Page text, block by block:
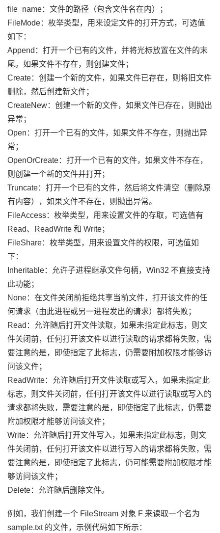
file_name：文件的路径（包含文件名在内）；
FileMode：枚举类型，用来设定文件的打开方式，可选值
如下：
Append：打开一个已有的文件，并将光标放置在文件的末
尾。如果文件不存在，则创建文件；
Create：创建一个新的文件，如果文件已存在，则将旧文件
删除，然后创建新文件；
CreateNew：创建一个新的文件，如果文件已存在，则抛出
异常；
Open：打开一个已有的文件，如果文件不存在，则抛出异
常；
OpenOrCreate：打开一个已有的文件，如果文件不存在，
则创建一个新的文件并打开；
Truncate：打开一个已有的文件，然后将文件清空（删除原
有内容），如果文件不存在，则抛出异常。
FileAccess：枚举类型，用来设置文件的存取，可选值有
Read、ReadWrite 和 Write；
FileShare：枚举类型，用来设置文件的权限，可选值如
下：
Inheritable：允许子进程继承文件句柄，Win32 不直接支持
此功能；
None：在文件关闭前拒绝共享当前文件，打开该文件的任
何请求（由此进程或另一进程发出的请求）都将失败；
Read：允许随后打开文件读取，如果未指定此标志，则文
件关闭前，任何打开该文件以进行读取的请求都将失败，需
要注意的是，即使指定了此标志，仍需要附加权限才能够访
问该文件；
ReadWrite：允许随后打开文件读取或写入，如果未指定此
标志，则文件关闭前，任何打开该文件以进行读取或写入的
请求都将失败，需要注意的是，即使指定了此标志，仍需要
附加权限才能够访问该文件；
Write：允许随后打开文件写入，如果未指定此标志，则文
件关闭前，任何打开该文件以进行写入的请求都将失败，需
要注意的是，即使指定了此标志，仍可能需要附加权限才能
够访问该文件；
Delete：允许随后删除文件。
例如，我们创建一个 FileStream 对象 F 来读取一个名为
sample.txt 的文件，示例代码如下所示：